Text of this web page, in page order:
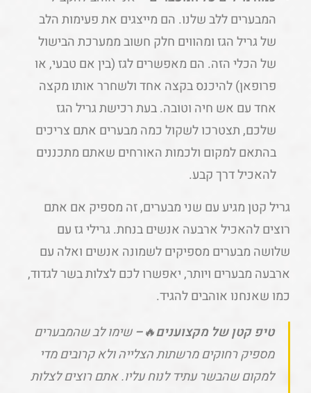
המבערים ללב שלנו. הם מייצגים את פעימות הלב
של גריל הגז ומהווים חלק חשוב ממערכת הבישול
של הכלי הזה. הם מאפשרים לגז (בין אם טבעי, או
פרופאן) להיכנס בקצה אחד ולשחרר אותו מקצה
אחד עם אש חיה וטובה. בעת רכישת גריל הגז
שלכם, תצטרכו לשקול כמה מבערים אתם צריכים
בהתאם למקום ולכמות האורחים שאתם מתכננים
להאכיל דרך קבע.
גריל קטן מגיע עם שני מבערים, זה מספיק אם אתם
רוצים להאכיל ארבעה אנשים בנחת. גרילי גז עם
שלושה מבערים מספיקים לשמונה אנשים ואלה עם
ארבעה מבערים ויותר, יאפשרו לכם לצלות בשר לגדוד,
כמו שאנחנו אוהבים להגיד.
טיפ קטן של מקצוענים🔥
–שימו לב שהמבערים
מספיק רחוקים מרשתות הצלייה ולא קרובים מדי
למקום שהבשר עתיד לנוח עליו. אתם רוצים לצלות